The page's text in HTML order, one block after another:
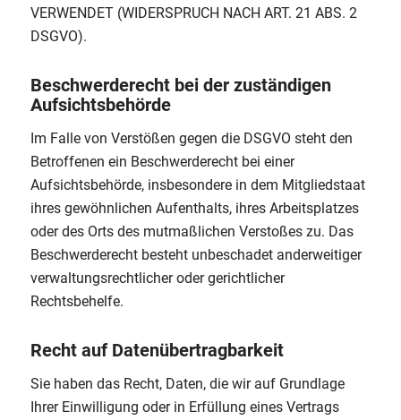
VERWENDET (WIDERSPRUCH NACH ART. 21 ABS. 2
DSGVO).
Beschwerderecht bei der zuständigen
Aufsichtsbehörde
Im Falle von Verstößen gegen die DSGVO steht den
Betroffenen ein Beschwerderecht bei einer
Aufsichtsbehörde, insbesondere in dem Mitgliedstaat
ihres gewöhnlichen Aufenthalts, ihres Arbeitsplatzes
oder des Orts des mutmaßlichen Verstoßes zu. Das
Beschwerderecht besteht unbeschadet anderweitiger
verwaltungsrechtlicher oder gerichtlicher
Rechtsbehelfe.
Recht auf Datenübertragbarkeit
Sie haben das Recht, Daten, die wir auf Grundlage
Ihrer Einwilligung oder in Erfüllung eines Vertrags